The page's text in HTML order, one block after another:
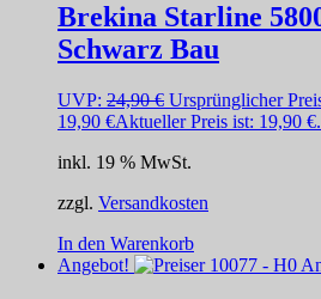
Brekina Starline
Schwarz Bau
UVP: 24,90€ Ursprünglicher
19,90 €Aktueller Preis ist: 19,90 €.
inkl. 19 % MwSt.
zzgl. Versandkosten
In den Warenkorb
Angebot!